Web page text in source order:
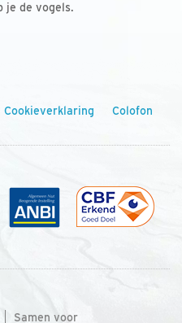
je de vogels.
Cookieverklaring Colofon
Samen voor